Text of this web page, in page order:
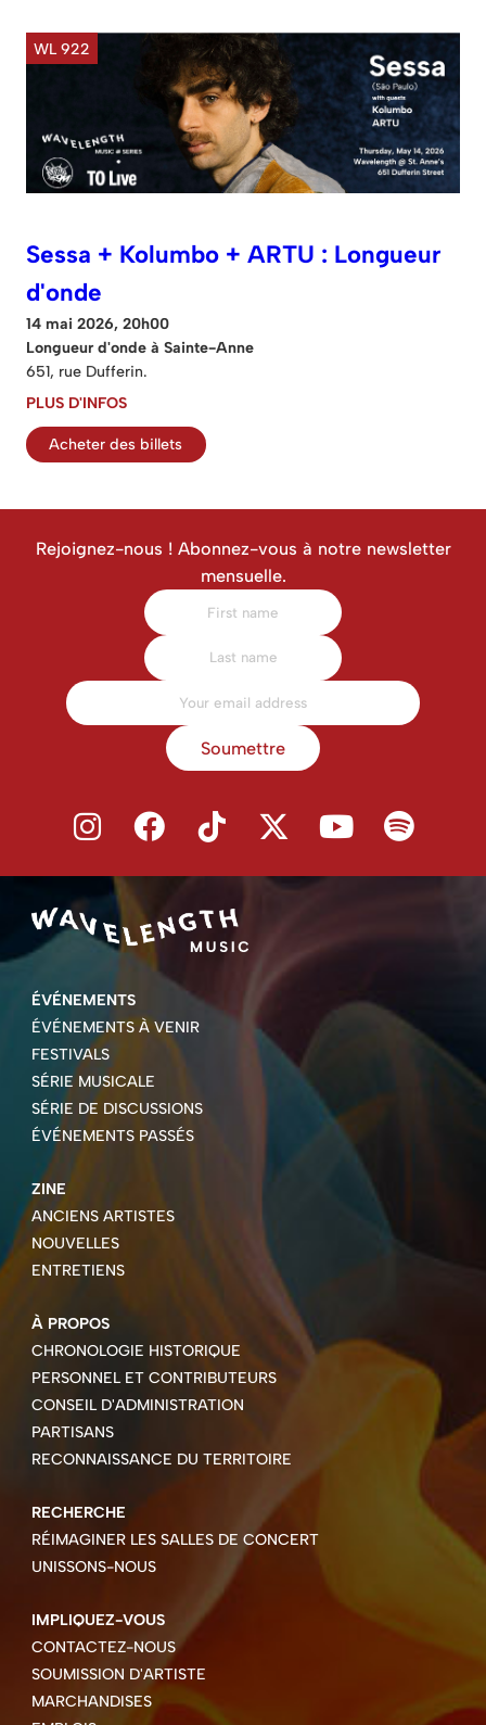
WL 922
Sessa + Kolumbo + ARTU : Longueur
d'onde
14 mai 2026, 20h00
Longueur d'onde à Sainte-Anne
651, rue Dufferin.
PLUS D'INFOS
Acheter des billets
Rejoignez-nous ! Abonnez-vous à notre newsletter
mensuelle.
Soumettre
ÉVÉNEMENTS
ÉVÉNEMENTS À VENIR
FESTIVALS
SÉRIE MUSICALE
SÉRIE DE DISCUSSIONS
ÉVÉNEMENTS PASSÉS
ZINE
ANCIENS ARTISTES
NOUVELLES
ENTRETIENS
À PROPOS
CHRONOLOGIE HISTORIQUE
PERSONNEL ET CONTRIBUTEURS
CONSEIL D'ADMINISTRATION
PARTISANS
RECONNAISSANCE DU TERRITOIRE
RECHERCHE
RÉIMAGINER LES SALLES DE CONCERT
UNISSONS-NOUS
IMPLIQUEZ-VOUS
CONTACTEZ-NOUS
SOUMISSION D'ARTISTE
MARCHANDISES